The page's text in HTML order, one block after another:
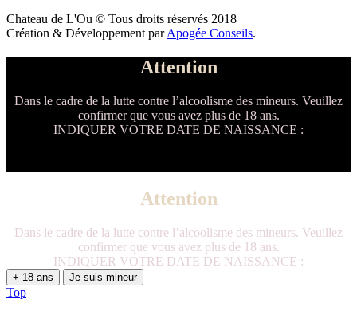
Chateau de L'Ou © Tous droits réservés 2018
Création & Développement parApogée Conseils.
Attention
Dans le cadre de la lutte contre l’alcoolisme des mineurs. Veuillez
confirmer que vous avez plus de 18 ans.
INDIQUER VOTRE DATE DE NAISSANCE :
Attention
Dans le cadre de la lutte contre l’alcoolisme des mineurs. Veuillez
confirmer que vous avez plus de 18 ans.
INDIQUER VOTRE DATE DE NAISSANCE :
+ 18 ans Je suis mineur
Top